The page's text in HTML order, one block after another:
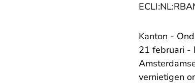
Kanton -
21 februari -
vernietigen